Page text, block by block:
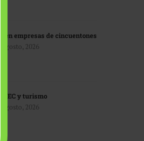
IA en empresas de cincuentones
3 agosto, 2026
TMEC y turismo
3 agosto, 2026